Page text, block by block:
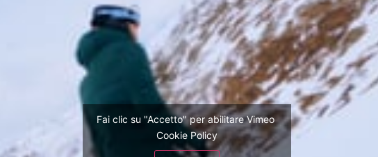
Fai clic su "Accetto" per abilitare Vimeo
Cookie Policy